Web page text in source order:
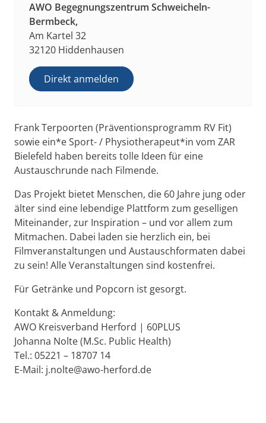
AWO Begegnungszentrum Schweicheln-
Bermbeck,
Am Kartel 32
32120 Hiddenhausen
Direkt anmelden
Frank Terpoorten (Präventionsprogramm RV Fit)
sowie ein*e Sport- / Physiotherapeut*in vom ZAR
Bielefeld haben bereits tolle Ideen für eine
Austauschrunde nach Filmende.
Das Projekt bietet Menschen, die 60 Jahre jung oder
älter sind eine lebendige Plattform zum geselligen
Miteinander, zur Inspiration – und vor allem zum
Mitmachen. Dabei laden sie herzlich ein, bei
Filmveranstaltungen und Austauschformaten dabei
zu sein! Alle Veranstaltungen sind kostenfrei.
Für Getränke und Popcorn ist gesorgt.
Kontakt & Anmeldung:
AWO Kreisverband Herford | 60PLUS
Johanna Nolte (M.Sc. Public Health)
Tel.: 05221 – 18707 14
E-Mail: j.nolte@awo-herford.de